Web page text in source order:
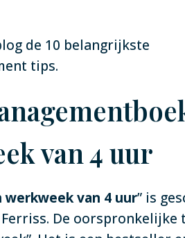
de 10 belangrijkste
tips.
van 4 uur
werkweek van 4 uur” is
De oorspronkelijke